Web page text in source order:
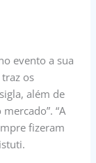
evento a sua
os
além de
“A
fizeram